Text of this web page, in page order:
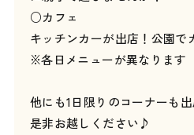
○カフェ
キッチンカーが出店！公園で
※各日メニューが異なります
他にも1日限りのコーナーも出
是非お越しください♪